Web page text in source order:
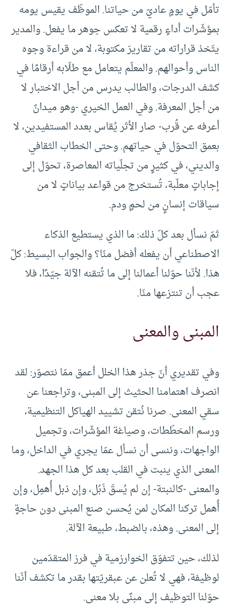
تأمّل في يومٍ عاديّ من حياتنا. الموظّف يقيس يومه
بمؤشّرات أداءٍ رقمية لا تعكس جوهر ما يفعل. والمدير
يتّخذ قراراته من تقاريرَ مكتوبة، لا من قراءة وجوه
الناس وأحوالهم. والمعلّم يتعامل مع طلّابه أرقامًا في
كشف الدرجات، والطالب يدرس من أجل الاختبار لا
من أجل المعرفة. وفي العمل الخيري -وهو ميدانٌ
أعرفه عن قُرب- صار الأثر يُقاس بعدد المستفيدين، لا
بعمق التحوّل في حياتهم. وحتى الخطاب الثقافي
والديني، في كثيرٍ من تجلّياته المعاصرة، تحوّل إلى
إجاباتٍ معلّبة، تُستخرج من قواعد بياناتٍ لا من
سياقات إنسانٍ من لحمٍ ودم.
ثمّ نسأل بعد كلّ ذلك: ما الذي يستطيع الذكاء
الاصطناعي أن يفعله أفضل منّا؟ والجواب البسيط: كلّ
هذا. لأنّنا حوّلنا أعمالنا إلى ما تُتقنه الآلة جيّدًا، فلا
عجب أن تنتزعها منّا.
المبنى والمعنى
وفي تقديري أنّ جذر هذا الخلل أعمق ممّا نتصوّر: لقد
انصرف اهتمامنا الحثيث إلى المبنى، وتراجعنا عن
سقي المعنى. صرنا نُتقن تشييد الهياكل التنظيمية،
ورسم المخطّطات، وصياغة المؤشّرات، وتجميل
الواجهات، وننسى أن نسأل عمّا يجري في الداخل، وما
المعنى الذي ينبت في القلب بعد كل هذا الجهد.
والمعنى -كالنبتة- إن لم يُسقَ ذَبُل، وإن ذبل أُهمِل، وإن
أُهمل تركنا المكان لمن يُحسن صنع المبنى دون حاجةٍ
إلى المعنى. وهذه، بالضبط، طبيعة الآلة.
لذلك، حين تتفوّق الخوارزمية في فرز المتقدّمين
لوظيفة، فهي لا تُعلن عن عبقريّتها بقدر ما تكشف أنّنا
حوّلنا التوظيف إلى مبنًى بلا معنى.